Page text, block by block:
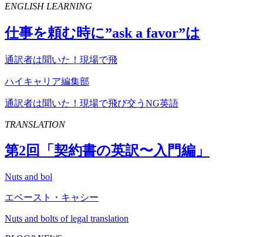
ENGLISH LEARNING
仕事を頼む時に”ask a favor”は
通訳者は聞いた！現場で飛
ハイキャリア編集部
通訳者は聞いた！現場で飛び交うNG英語
TRANSLATION
第2回「契約書の英訳〜入門編」
Nuts and bol
エベースト・キャシー
Nuts and bolts of legal translation